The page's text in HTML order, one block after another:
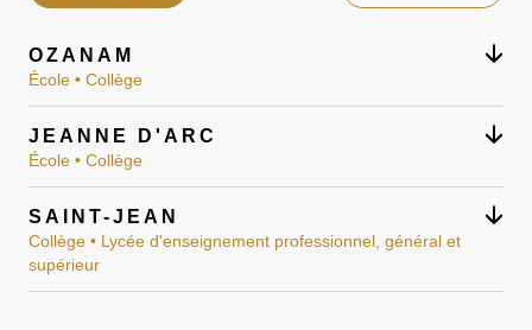
OZANAM
École • Collège
JEANNE D'ARC
École • Collège
SAINT-JEAN
Collège • Lycée d'enseignement professionnel, général et
supérieur